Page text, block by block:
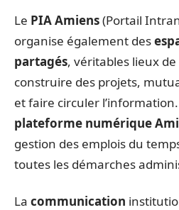
Le PIA Amiens(Portail
organise également des
partagés, véritables lieux
construire des projets,
et faire circuler l’information.
plateforme numérique
gestion des emplois du
toutes les démarches
La communication